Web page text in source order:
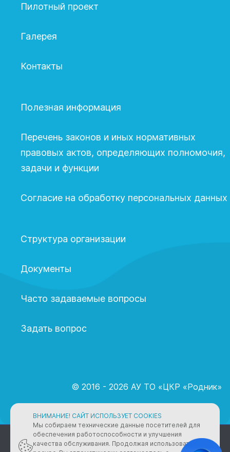
Пилотный проект
Галерея
Контакты
Полезная информация
Перечень законов и иных нормативных
правовых актов, определяющих полномочия,
задачи и функции
Согласие на обработку персональных данных
Структура организации
Документы
Часто задаваемые вопросы
Задать вопрос
© 2016 - 2026 АУ ТО «ЦКР «Родник»
ВНИМАНИЕ! САЙТ ИСПОЛЬЗУЕТ COOKIES
Мы собираем технические данные посетителей для
обеспечения работоспособности и улучшения
качества обслуживания. Продолжая использовать
ПОЛИТИКА КОНФИДЕНЦИАЛЬНОСТИ